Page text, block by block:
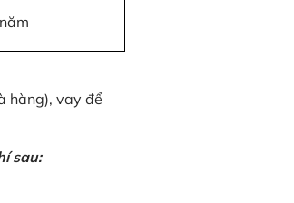
hàng), vay để
sau: